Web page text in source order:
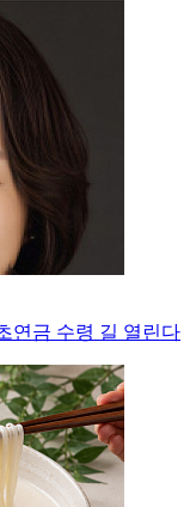
연금 수령 길 열린다